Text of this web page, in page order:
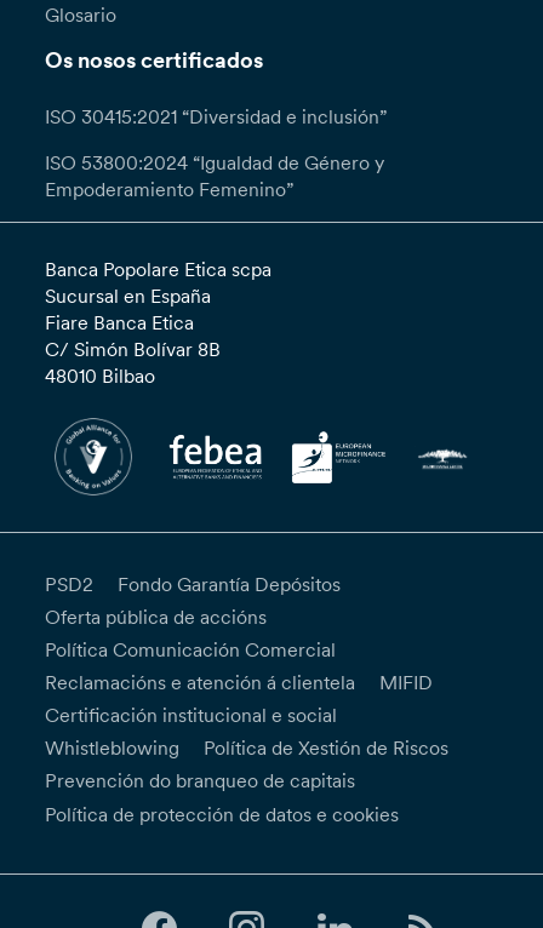
Glosario
Os nosos certificados
ISO 30415:2021 “Diversidad e inclusión”
ISO 53800:2024 “Igualdad de Género y
Empoderamiento Femenino”
Banca Popolare Etica scpa
Sucursal en España
Fiare Banca Etica
C/ Simón Bolívar 8B
48010 Bilbao
PSD2
Fondo Garantía Depósitos
Oferta pública de accións
Política Comunicación Comercial
Reclamacións e atención á clientela
MIFID
Certificación institucional e social
Whistleblowing
Política de Xestión de Riscos
Prevención do branqueo de capitais
Política de protección de datos e cookies